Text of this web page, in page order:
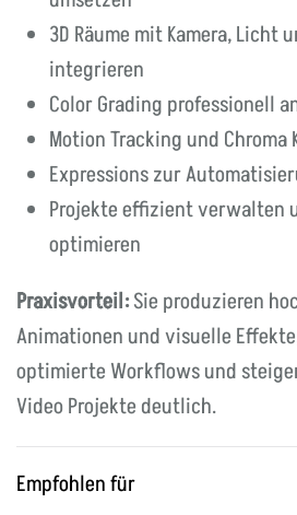
3D Räume mit Kamera, Licht
integrieren
Color Grading professionell
Motion Tracking und
Expressions zur
Projekte effizient verwalten
optimieren
Praxisvorteil:Sie produzieren
Animationen und visuelle
optimierte Workflows und
Video Projekte deutlich.
Empfohlen für